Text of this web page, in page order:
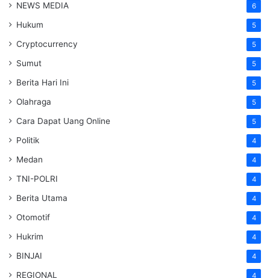
NEWS MEDIA 6
Hukum 5
Cryptocurrency 5
Sumut 5
Berita Hari Ini 5
Olahraga 5
Cara Dapat Uang Online 5
Politik 4
Medan 4
TNI-POLRI 4
Berita Utama 4
Otomotif 4
Hukrim 4
BINJAI 4
REGIONAL 4